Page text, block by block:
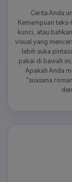
Cerita Anda
Kemampuan
kunci, atau
visual yang
lebih suka
pakai di bawah
Apakah Anda
"suasana